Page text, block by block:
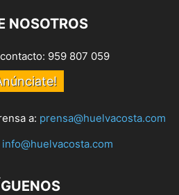
NOSOTROS
959 807 059
a: prensa@huelvacosta.com
info@huelvacosta.com